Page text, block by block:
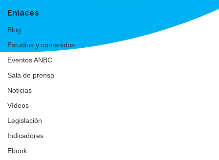
Enlaces
Blog
Estudios y contenidos
Eventos ANBC
Sala de prensa
Noticias
Vídeos
Legislación
Indicadores
Ebook